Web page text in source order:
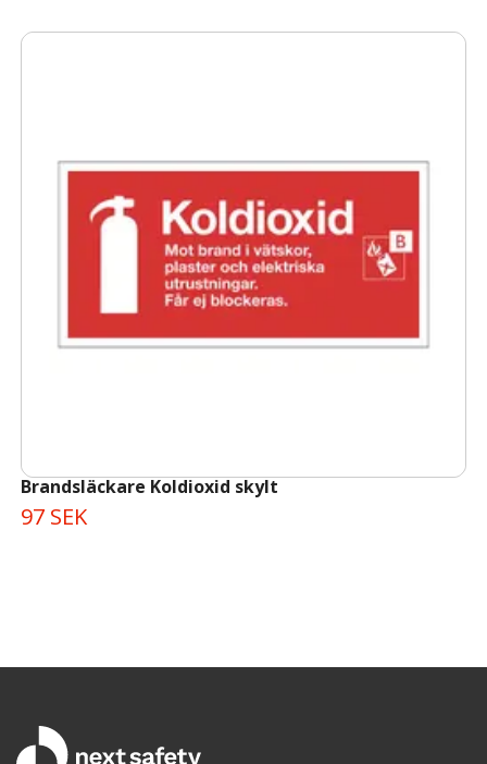
Brandsläckare Koldioxid skylt
97 SEK